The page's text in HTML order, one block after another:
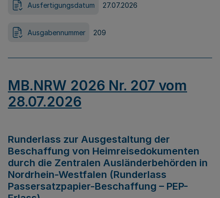
Ausfertigungsdatum 27.07.2026
Ausgabennummer 209
MB.NRW 2026 Nr. 207 vom
28.07.2026
Runderlass zur Ausgestaltung der
Beschaffung von Heimreisedokumenten
durch die Zentralen Ausländerbehörden in
Nordrhein-Westfalen (Runderlass
Passersatzpapier-Beschaffung – PEP-